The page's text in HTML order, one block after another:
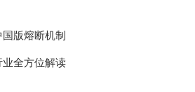
版熔断机制
业全方位解读